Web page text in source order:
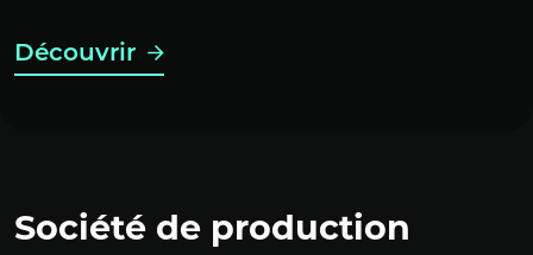
Découvrir
Société de production